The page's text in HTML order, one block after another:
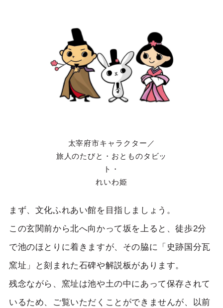
太宰府市キャラクター／
旅人のたびと・おとものタビッ
ト・
れいわ姫
まず、文化ふれあい館を目指しましょう。
この玄関前から北へ向かって坂を上ると、徒歩2分
で池のほとりに着きますが、その脇に「史跡国分瓦
窯址」と刻まれた石碑や解説板があります。
残念ながら、窯址は池や土の中にあって保存されて
いるため、ご覧いただくことができませんが、以前